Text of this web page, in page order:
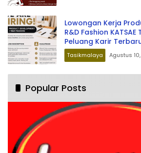
Lowongan Kerja
R&D Fashion
Peluang Karir
Tasikmalaya Agustus
Popular Posts